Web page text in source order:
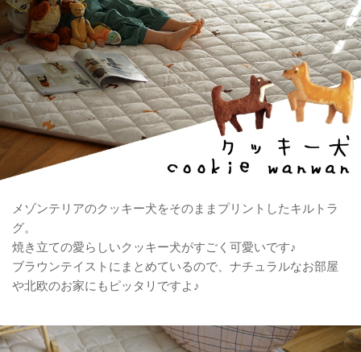
メゾンテリアのクッキー犬をそのままプリントしたキルトラ
グ。
焼き立ての愛らしいクッキー犬がすごく可愛いです♪
ブラウンテイストにまとめているので、ナチュラルなお部屋
や北欧のお家にもピッタリですよ♪